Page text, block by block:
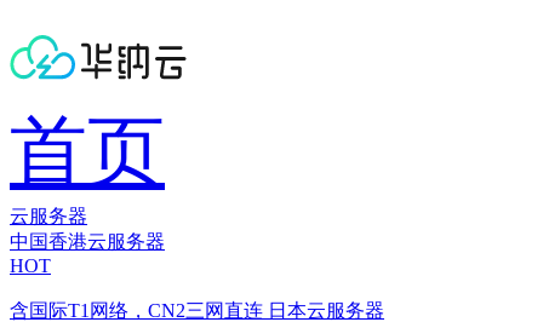
首页
云服务器
中国香港云服务器
HOT
含国际T1网络，CN2三网直连 日本云服务器